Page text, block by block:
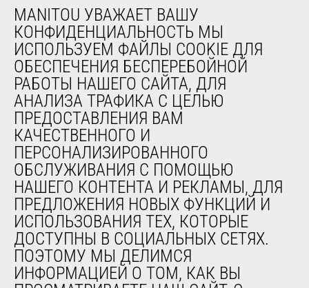
Финансирование
Продленная гарантия
Контракты на техническое обслуживание
Запасные части
Система удаленного мониторинга
Программное обеспечение для диагностики и
обслуживания
Обучение
Подержанное оборудование
О НАС
Компания
Контакты
Юридическая информация
Мероприятия
Новости
MANITOU УВАЖАЕТ ВАШУ
КОНФИДЕНЦИАЛЬНОСТЬ МЫ
ИСПОЛЬЗУЕМ ФАЙЛЫ COOKIE ДЛЯ
ОБЕСПЕЧЕНИЯ БЕСПЕРЕБОЙНОЙ
РАБОТЫ НАШЕГО САЙТА, ДЛЯ
АНАЛИЗА ТРАФИКА С ЦЕЛЬЮ
ПРЕДОСТАВЛЕНИЯ ВАМ
КАЧЕСТВЕННОГО И
ПЕРСОНАЛИЗИРОВАННОГО
ОБСЛУЖИВАНИЯ С ПОМОЩЬЮ
НАШЕГО КОНТЕНТА И РЕКЛАМЫ, ДЛЯ
ПРЕДЛОЖЕНИЯ НОВЫХ ФУНКЦИЙ И
ИСПОЛЬЗОВАНИЯ ТЕХ, КОТОРЫЕ
ДОСТУПНЫ В СОЦИАЛЬНЫХ СЕТЯХ.
ПОЭТОМУ МЫ ДЕЛИМСЯ
ИНФОРМАЦИЕЙ О ТОМ, КАК ВЫ